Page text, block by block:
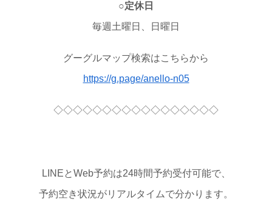
○定休日
毎週土曜日、日曜日
グーグルマップ検索はこちらから
https://g.page/anello-n05
◇◇◇◇◇◇◇◇◇◇◇◇◇◇◇◇◇
LINEとWeb予約は24時間予約受付可能で、
予約空き状況がリアルタイムで分かります。